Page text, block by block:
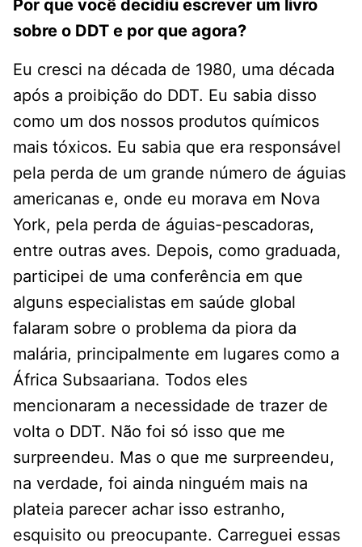
Por que você decidiu escrever um livro
sobre o DDT e por que agora?
Eu cresci na década de 1980, uma década
após a proibição do DDT. Eu sabia disso
como um dos nossos produtos químicos
mais tóxicos. Eu sabia que era responsável
pela perda de um grande número de águias
americanas e, onde eu morava em Nova
York, pela perda de águias-pescadoras,
entre outras aves. Depois, como graduada,
participei de uma conferência em que
alguns especialistas em saúde global
falaram sobre o problema da piora da
malária, principalmente em lugares como a
África Subsaariana. Todos eles
mencionaram a necessidade de trazer de
volta o DDT. Não foi só isso que me
surpreendeu. Mas o que me surpreendeu,
na verdade, foi ainda ninguém mais na
plateia parecer achar isso estranho,
esquisito ou preocupante. Carreguei essas